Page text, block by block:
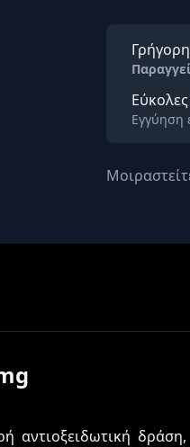
Εγγύηση
αντιοξειδωτική δράση,